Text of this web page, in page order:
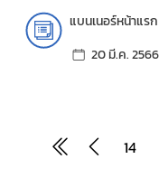
แบนเนอร์หน้าแรก
20 มี.ค. 2566
14